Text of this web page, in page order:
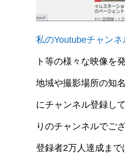
私のYoutubeチャンネ
ト等の様々な映像を
地域や撮影場所の知
にチャンネル登録し
りのチャンネルでご
登録者2万人達成ま